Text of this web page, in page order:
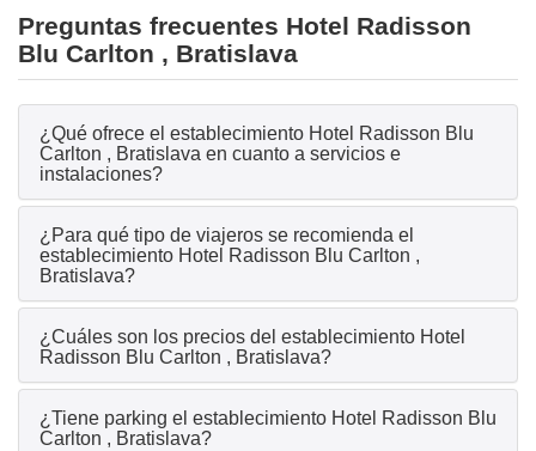
Preguntas frecuentes Hotel Radisson
Blu Carlton , Bratislava
¿Qué ofrece el establecimiento Hotel Radisson Blu
Carlton , Bratislava en cuanto a servicios e
instalaciones?
¿Para qué tipo de viajeros se recomienda el
establecimiento Hotel Radisson Blu Carlton ,
Bratislava?
¿Cuáles son los precios del establecimiento Hotel
Radisson Blu Carlton , Bratislava?
¿Tiene parking el establecimiento Hotel Radisson Blu
Carlton , Bratislava?